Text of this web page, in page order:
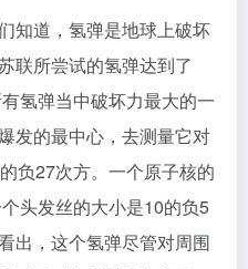
道，氢弹是地球上破坏
联所尝试的氢弹达到了
氢弹当中破坏力最大的一
发的最中心，去测量它对
负27次方。一个原子核的
头发丝的大小是10的负5
出，这个氢弹尽管对周围